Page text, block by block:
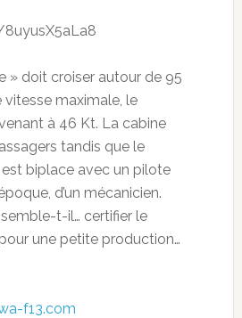
» doit croiser autour de 95
vitesse maximale, le
à 46 Kt. La cabine
tandis que le
biplace avec un pilote
d’un mécanicien.
t-il… certifier le
une petite production…
f13.com